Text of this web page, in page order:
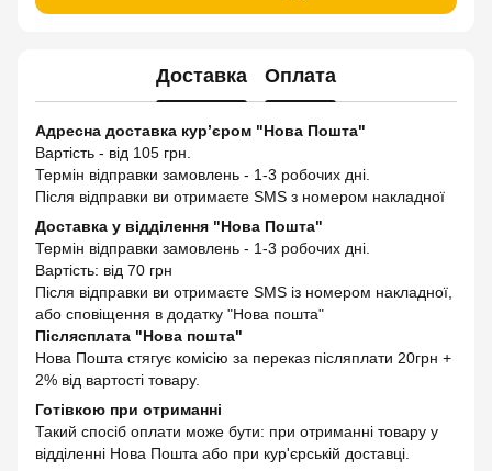
Доставка Оплата
Адресна доставка кур’єром "Нова Пошта"
Вартість - від 105 грн.
Термін відправки замовлень - 1-3 робочих дні.
Після відправки ви отримаєте SMS з номером накладної
Доставка у відділення "Нова Пошта"
Термін відправки замовлень - 1-3 робочих дні.
Вартість: від 70 грн
Після відправки ви отримаєте SMS із номером накладної,
або сповіщення в додатку "Нова пошта"
Післясплата "Нова пошта"
Нова Пошта стягує комісію за переказ післяплати 20грн +
2% від вартості товару.
Готівкою при отриманні
Такий спосіб оплати може бути: при отриманні товару у
відділенні Нова Пошта або при кур'єрській доставці.